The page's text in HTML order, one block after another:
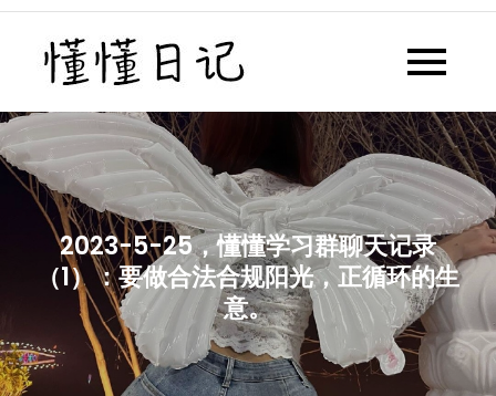
Skip
content
懂懂日记网每天同步更新懂懂学
2023-5-25，懂懂学习群聊天记录
（1）：要做合法合规阳光，正循环的生
意。